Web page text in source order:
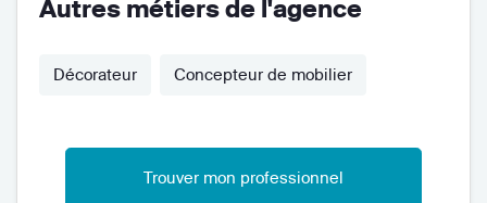
Autres métiers de l'agence
Décorateur Concepteur de mobilier
Trouver mon professionnel